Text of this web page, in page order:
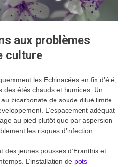
aux problèmes
culture
les Echinacées en fin d’été,
des étés chauds et humides. Un
bicarbonate de soude dilué limite
L’espacement adéquat
au pied plutôt que par aspersion
les risques d’infection.
des jeunes pousses d’Eranthis et
L’installation de pots